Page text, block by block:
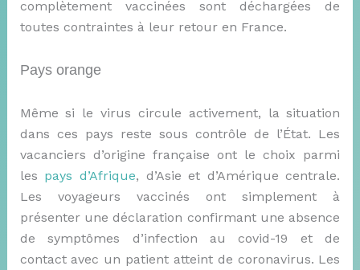
complètement vaccinées sont déchargées de
toutes contraintes à leur retour en France.
Pays orange
Même si le virus circule activement, la situation
dans ces pays reste sous contrôle de l’État. Les
vacanciers d’origine française ont le choix parmi
les pays d’Afrique, d’Asie et d’Amérique centrale.
Les voyageurs vaccinés ont simplement à
présenter une déclaration confirmant une absence
de symptômes d’infection au covid-19 et de
contact avec un patient atteint de coronavirus. Les